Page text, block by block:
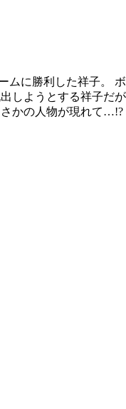
ムに勝利した祥子。
しようとする祥子だ
かの人物が現れて